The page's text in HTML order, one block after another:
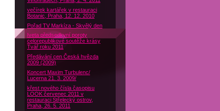
večírek kartářek v restauraci
Botanic, Praha, 12. 12. 2010
Pořad TV Markíza - Skvělý den
Iveta předsedkyní poroty
celorepublikové soutěže krásy
Tvář roku 2011
Předávání cen Česká hvězda
2009 (2009)
Koncert Maxim Turbulenc/
Lucerna 21. 3. 2009/
křest nového čísla časopisu
LOOK červenec 2011 v
restauraci Střelecký ostrov,
Praha, 26. 5. 2011